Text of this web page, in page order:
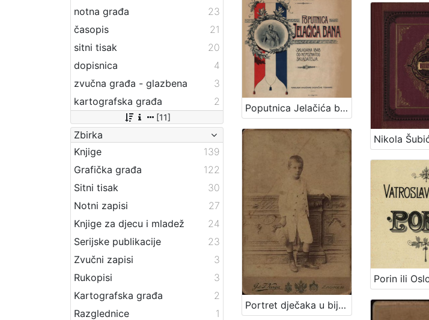
notna građa
23
časopis
21
sitni tisak
20
dopisnica
4
zvučna građa - glazbena
3
kartografska građa
2
[11]
Zbirka
Knjige
139
Grafička građa
122
Sitni tisak
30
Notni zapisi
27
Knjige za djecu i mladež
24
Serijske publikacije
23
Zvučni zapisi
3
Rukopisi
3
Kartografska građa
2
Razglednice
1
Poputnica Jelačića bana : u proslavu stogodišnjice rodjenja bana Josipa grofa Jelačića izdala Knjižara dioničke tiskare.
Portret dječaka u bijelom odijelu / G. & I.Varga